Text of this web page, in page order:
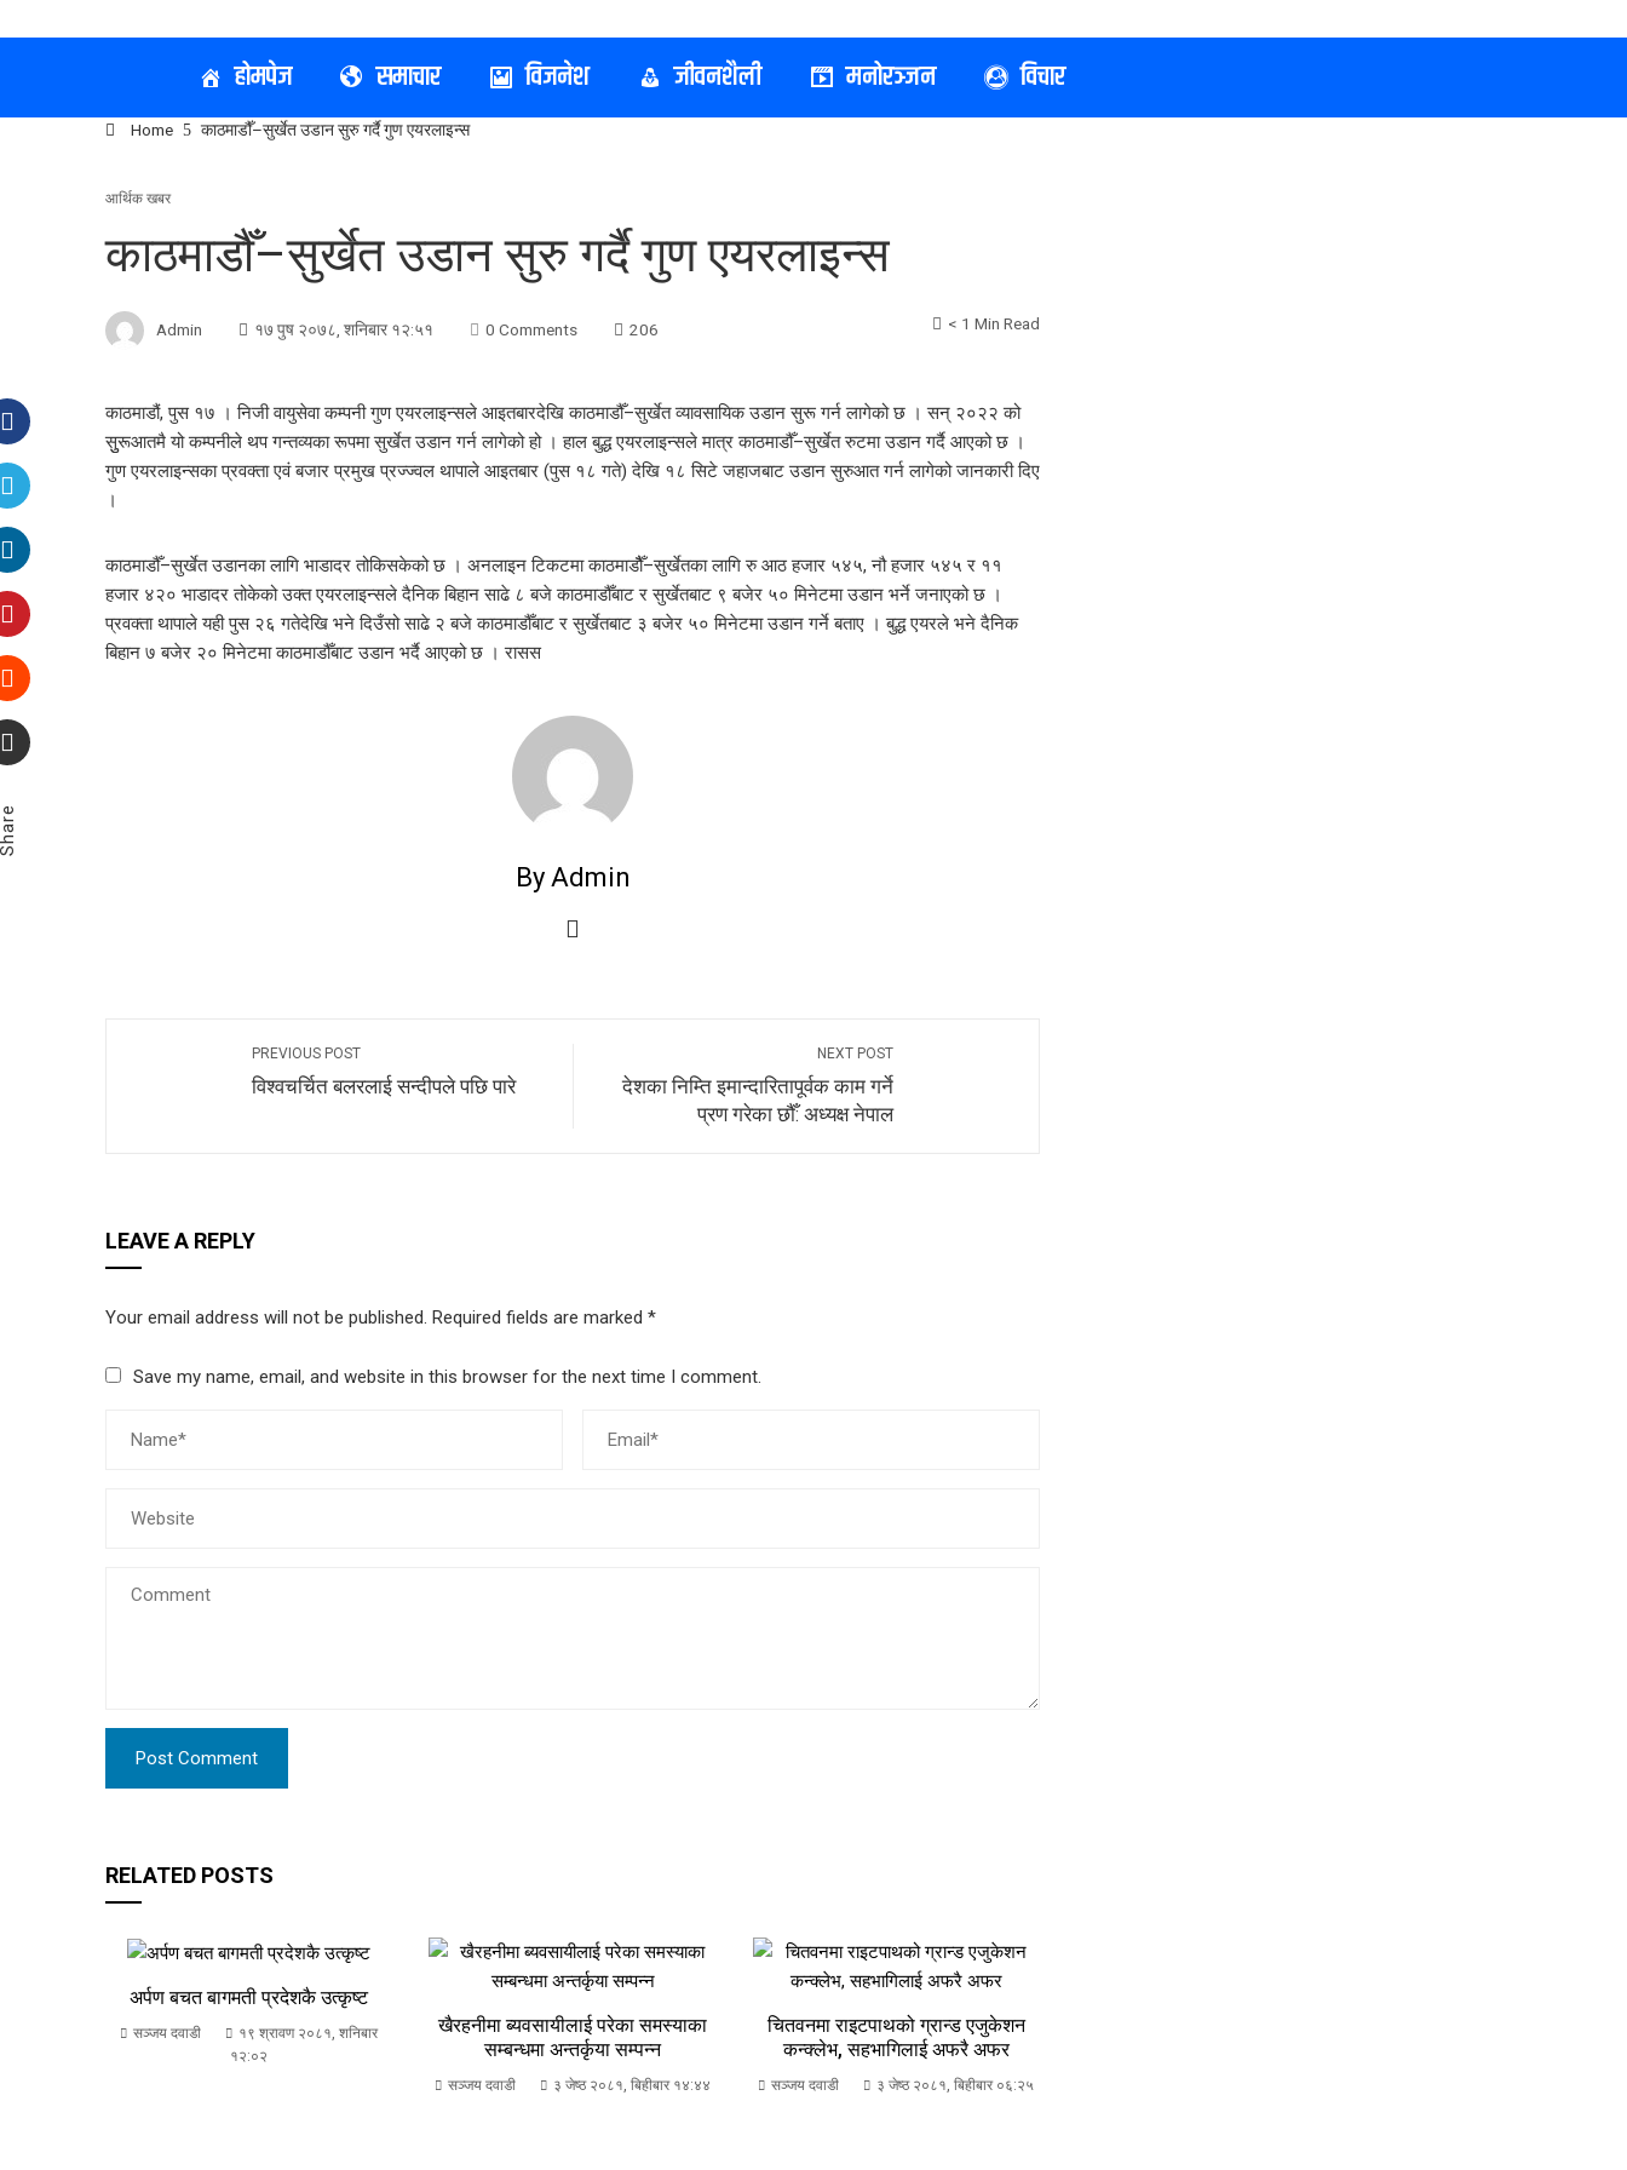
होमपेज समाचार विजनेश जीवनशैली मनोरञ्जन विचार
Home काठमाडौँ–सुर्खेत उडान सुरु गर्दै गुण एयरलाइन्स
आर्थिक खबर
काठमाडौँ–सुर्खेत उडान सुरु गर्दै गुण एयरलाइन्स
Admin १७ पुष २०७८, शनिबार १२:५१ 0 Comments 206 < 1 Min Read
काठमाडौं, पुस १७ । निजी वायुसेवा कम्पनी गुण एयरलाइन्सले आइतबारदेखि काठमाडौँ–सुर्खेत व्यावसायिक उडान सुरू गर्न लागेको छ । सन् २०२२ को
सुुरूआतमै यो कम्पनीले थप गन्तव्यका रूपमा सुर्खेत उडान गर्न लागेको हो । हाल बुद्ध एयरलाइन्सले मात्र काठमाडौँ–सुर्खेत रुटमा उडान गर्दै आएको छ ।
गुण एयरलाइन्सका प्रवक्ता एवं बजार प्रमुख प्रज्ज्वल थापाले आइतबार (पुस १८ गते) देखि १८ सिटे जहाजबाट उडान सुरुआत गर्न लागेको जानकारी दिए
।
काठमाडौँ–सुर्खेत उडानका लागि भाडादर तोकिसकेको छ । अनलाइन टिकटमा काठमाडौैँ–सुर्खेतका लागि रु आठ हजार ५४५, नौ हजार ५४५ र ११
हजार ४२० भाडादर तोकेको उक्त एयरलाइन्सले दैनिक बिहान साढे ८ बजे काठमाडौँबाट र सुर्खेतबाट ९ बजेर ५० मिनेटमा उडान भर्ने जनाएको छ ।
प्रवक्ता थापाले यही पुस २६ गतेदेखि भने दिउँसो साढे २ बजे काठमाडौँबाट र सुर्खेतबाट ३ बजेर ५० मिनेटमा उडान गर्ने बताए । बुद्ध एयरले भने दैनिक
बिहान ७ बजेर २० मिनेटमा काठमाडौँबाट उडान भर्दै आएको छ । रासस
By Admin
PREVIOUS POST
विश्वचर्चित बलरलाई सन्दीपले पछि पारे
NEXT POST
देशका निम्ति इमान्दारितापूर्वक काम गर्ने
प्रण गरेका छौँ: अध्यक्ष नेपाल
LEAVE A REPLY
Your email address will not be published. Required fields are marked *
Save my name, email, and website in this browser for the next time I comment.
RELATED POSTS
अर्पण बचत बागमती प्रदेशकै उत्कृष्ट
सञ्जय दवाडी
१९ श्रावण २०८१, शनिबार
१२:०२
खैरहनीमा ब्यवसायीलाई परेका समस्याका
सम्बन्धमा अन्तर्कृया सम्पन्न
सञ्जय दवाडी ३ जेष्ठ २०८१, बिहीबार १४:४४
चितवनमा राइटपाथको ग्रान्ड एजुकेशन
कन्क्लेभ, सहभागिलाई अफरै अफर
सञ्जय दवाडी ३ जेष्ठ २०८१, बिहीबार ०६:२५